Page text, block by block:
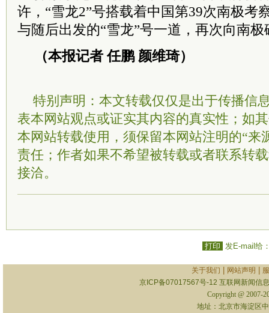
许，“雪龙2”号搭载着中国第39次南极考
与随后出发的“雪龙”号一道，再次向南
（本报记者 任鹏 颜维琦）
特别声明：本文转载仅仅是出于传播信
表本网站观点或证实其内容的真实性；如
本网站转载使用，须保留本网站注明的“来
责任；作者如果不希望被转载或者联系转
接洽。
打印 发E-mail给
关于我们 网站声明
京ICP备07017567号-12 互联网新闻信
Copyright @ 2007-
地址：北京市海淀区